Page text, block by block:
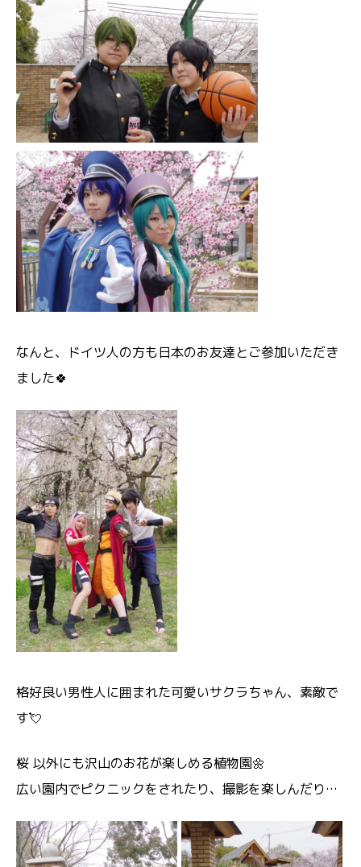
なんと、ドイツ人の方も日本のお友達とご参加いただき
ました🍀
格好良い男性人に囲まれた可愛いサクラちゃん、素敵で
す💘
桜 以外にも沢山のお花が楽しめる植物園🌼
広い園内でピクニックをされたり、撮影を楽しんだり…